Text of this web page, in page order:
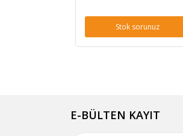
Stok sorunuz
E-BÜLTEN KAYIT